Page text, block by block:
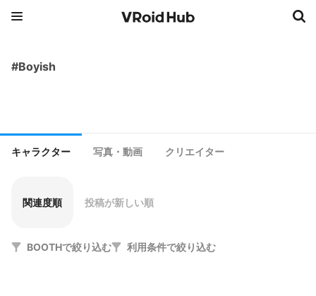
#Boyish
キャラクター 写真・動画 クリエイター
関連度順 投稿が新しい順
BOOTHで絞り込む 利用条件で絞り込む